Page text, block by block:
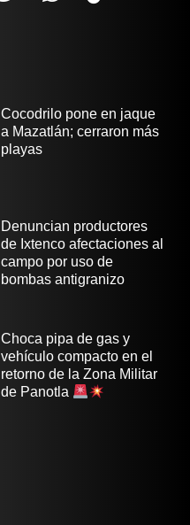
Cocodrilo pone en jaque
a Mazatlán; cerraron más
playas
Denuncian productores
de Ixtenco afectaciones al
campo por uso de
bombas antigranizo
Choca pipa de gas y
vehículo compacto en el
retorno de la Zona Militar
de Panotla